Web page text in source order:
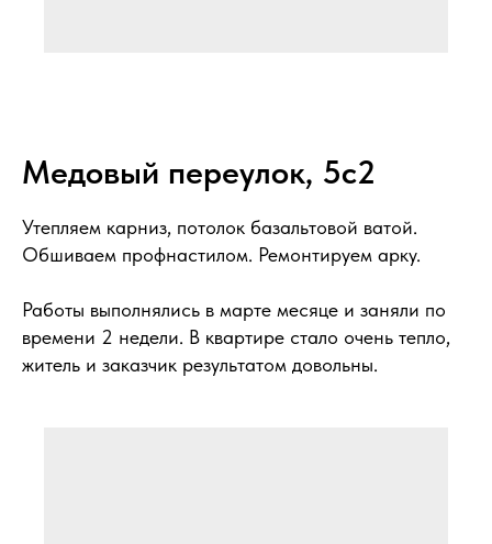
профнастилом
Медовый переулок, 5с2
Утепляем карниз, потолок базальтовой ватой.
Обшиваем профнастилом. Ремонтируем арку.
Работы выполнялись в марте месяце и заняли по
времени 2 недели. В квартире стало очень тепло,
житель и заказчик результатом довольны.